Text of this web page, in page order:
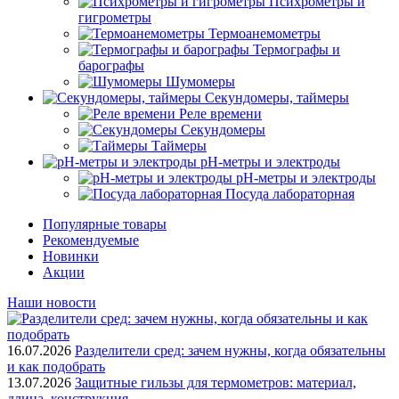
гигрометры
Термоанемометры
Термографы и
барографы
Шумомеры
Секундомеры, таймеры
Реле времени
Секундомеры
Таймеры
pH-метры и электроды
pH-метры и электроды
Посуда лабораторная
Популярные товары
Рекомендуемые
Новинки
Акции
Наши новости
16.07.2026 Разделители сред: зачем нужны, когда обязательны
и как подобрать
13.07.2026 Защитные гильзы для термометров: материал,